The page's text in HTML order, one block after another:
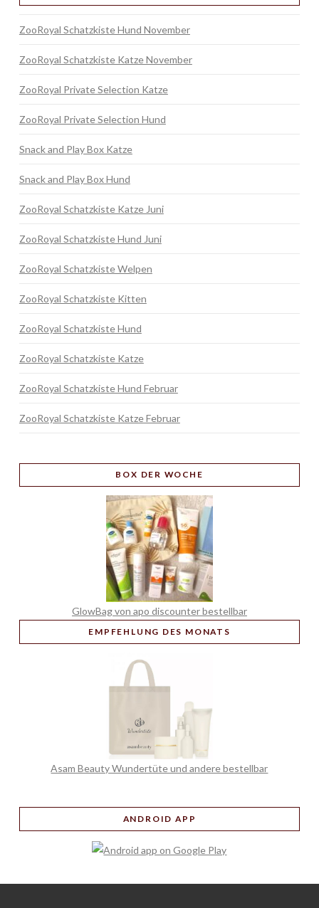
ZooRoyal Schatzkiste Hund November
ZooRoyal Schatzkiste Katze November
ZooRoyal Private Selection Katze
ZooRoyal Private Selection Hund
Snack and Play Box Katze
Snack and Play Box Hund
ZooRoyal Schatzkiste Katze Juni
ZooRoyal Schatzkiste Hund Juni
ZooRoyal Schatzkiste Welpen
ZooRoyal Schatzkiste Kitten
ZooRoyal Schatzkiste Hund
ZooRoyal Schatzkiste Katze
ZooRoyal Schatzkiste Hund Februar
ZooRoyal Schatzkiste Katze Februar
BOX DER WOCHE
GlowBag von apo discounter bestellbar
EMPFEHLUNG DES MONATS
Asam Beauty Wundertüte und andere bestellbar
ANDROID APP